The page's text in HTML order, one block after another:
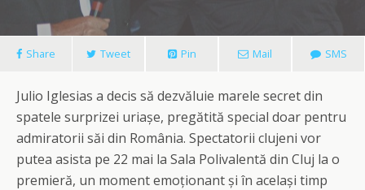
Share Tweet Pin Mail SMS
Julio Iglesias a decis să dezvăluie marele secret din
spatele surprizei uriașe, pregătită special doar pentru
admiratorii săi din România. Spectatorii clujeni vor
putea asista pe 22 mai la Sala Polivalentă din Cluj la o
premieră, un moment emoționant și în același timp